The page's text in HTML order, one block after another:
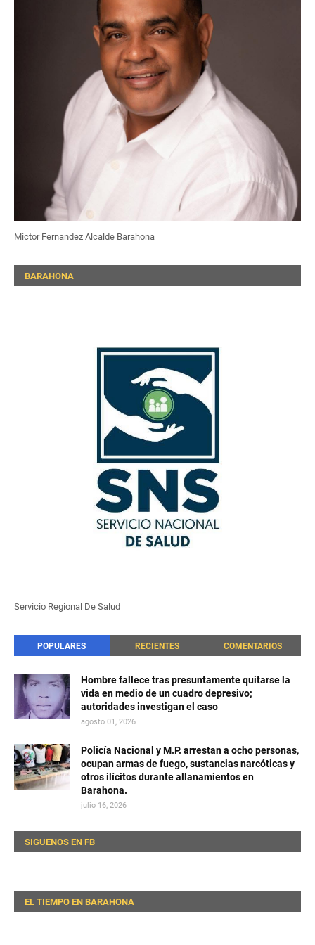
Mictor Fernandez Alcalde Barahona
BARAHONA
Servicio Regional De Salud
POPULARES RECIENTES COMENTARIOS
Hombre fallece tras presuntamente quitarse la
vida en medio de un cuadro depresivo;
autoridades investigan el caso
agosto 01, 2026
Policía Nacional y M.P. arrestan a ocho personas,
ocupan armas de fuego, sustancias narcóticas y
otros ilícitos durante allanamientos en
Barahona.
julio 16, 2026
SIGUENOS EN FB
EL TIEMPO EN BARAHONA